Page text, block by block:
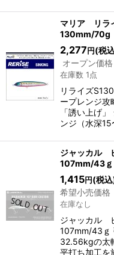
マリア リラ
130mm/70g
2,277 円 (税
オープン価格
在庫数 1点
リライズ
ープレンジ攻
「誘い上げ
ンジ（水深
ジャッカル
107mm/43ｇ
1,415円 (税
希望小売価格
在庫なし
ジャッカル
107mm/43ｇ
32.56kgの太
平打ち加工